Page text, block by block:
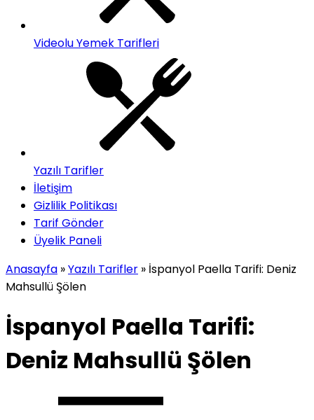
Videolu Yemek Tarifleri
Yazılı Tarifler
İletişim
Gizlilik Politikası
Tarif Gönder
Üyelik Paneli
Anasayfa »Yazılı Tarifler » İspanyol Paella Tarifi: Deniz
Mahsullü Şölen
İspanyol Paella Tarifi:
Deniz Mahsullü Şölen